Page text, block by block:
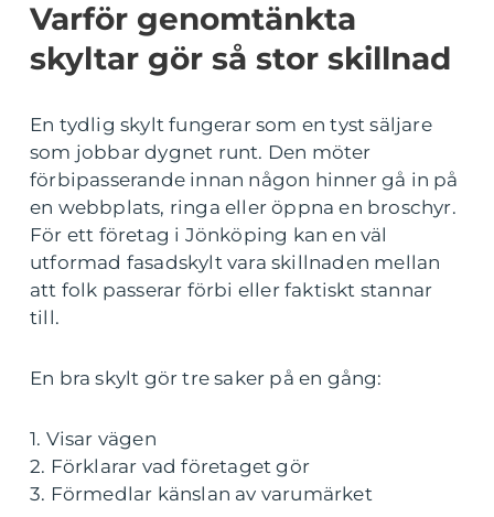
Varför genomtänkta
skyltar gör så stor skillnad
En tydlig skylt fungerar som en tyst säljare
som jobbar dygnet runt. Den möter
förbipasserande innan någon hinner gå in på
en webbplats, ringa eller öppna en broschyr.
För ett företag i Jönköping kan en väl
utformad fasadskylt vara skillnaden mellan
att folk passerar förbi eller faktiskt stannar
till.
En bra skylt gör tre saker på en gång:
1. Visar vägen
2. Förklarar vad företaget gör
3. Förmedlar känslan av varumärket